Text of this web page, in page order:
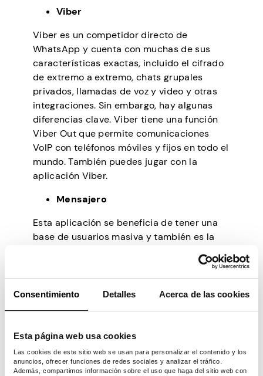
Consentimiento Detalles Acerca de las cookies
Esta página web usa cookies
Las cookies de este sitio web se usan para personalizar el contenido y los
anuncios, ofrecer funciones de redes sociales y analizar el tráfico.
Además, compartimos información sobre el uso que haga del sitio web con
Viber
Viber es un competidor directo de
WhatsApp y cuenta con muchas de sus
características exactas, incluido el cifrado
de extremo a extremo, chats grupales
privados, llamadas de voz y video y otras
integraciones. Sin embargo, hay algunas
diferencias clave. Viber tiene una función
Viber Out que permite comunicaciones
VoIP con teléfonos móviles y fijos en todo el
mundo. También puedes jugar con la
aplicación Viber.
Mensajero
Esta aplicación se beneficia de tener una
base de usuarios masiva y también es la
Instagram. Aunque tiene versiones
independientes para Android, iOS y
número cada vez mayor de empresas y
personas usan esta aplicación para
conectarse con clientes y amigos.